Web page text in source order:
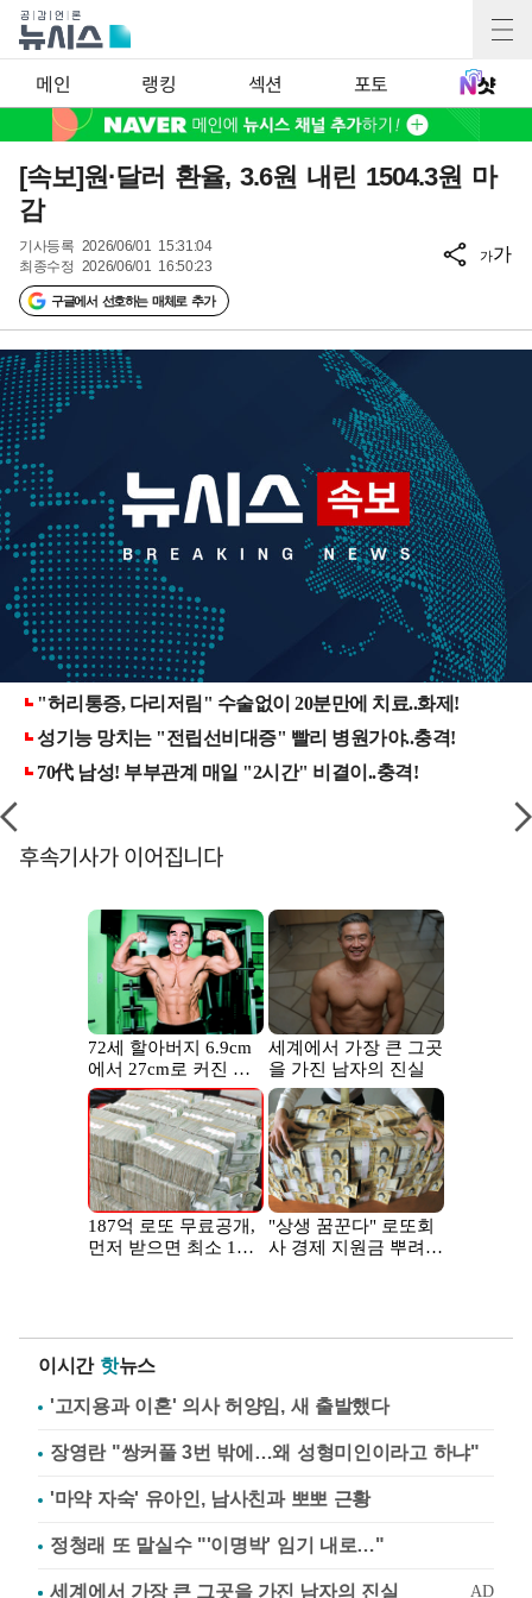
메인 랭킹 섹션 포토
[속보]원·달러 환율, 3.6원 내린 1504.3원 마
감
기사등록 2026/06/01 15:31:04
최종수정 2026/06/01 16:50:23
구글에서 선호하는 매체로 추가
가가
후속기사가 이어집니다
이시간 핫뉴스
'고지용과 이혼' 의사 허양임, 새 출발했다
장영란 "쌍커풀 3번 밖에…왜 성형미인이라고 하냐"
'마약 자숙' 유아인, 남사친과 뽀뽀 근황
정청래 또 말실수 "'이명박' 임기 내로…"